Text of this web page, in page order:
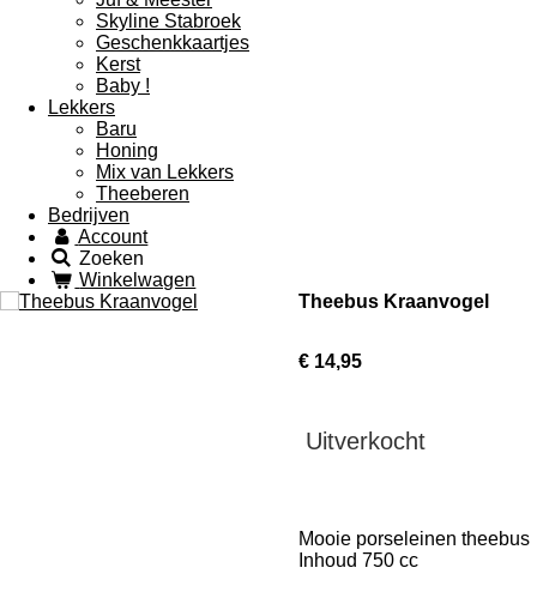
Skyline Stabroek
Geschenkkaartjes
Kerst
Baby !
Lekkers
Baru
Honing
Mix van Lekkers
Theeberen
Bedrijven
Account
Zoeken
Winkelwagen
Theebus Kraanvogel
€ 14,95
Uitverkocht
Mooie porseleinen theebus
Inhoud 750 cc